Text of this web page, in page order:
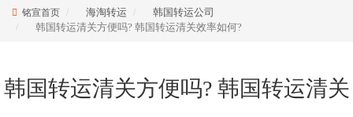
铭宣首页 海淘转运
韩国转运公司
韩国转运清关方便吗? 韩国转运清关效率如何?
韩国转运清关方便吗? 韩国转运清关